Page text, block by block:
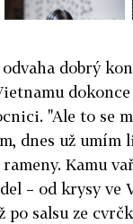
odvaha dobrý
"Ale to se
dnes už umím
Kamu
– od krysy ve
po salsu ze